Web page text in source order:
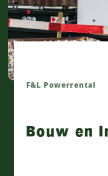
F&L Powerrental
Bouw en